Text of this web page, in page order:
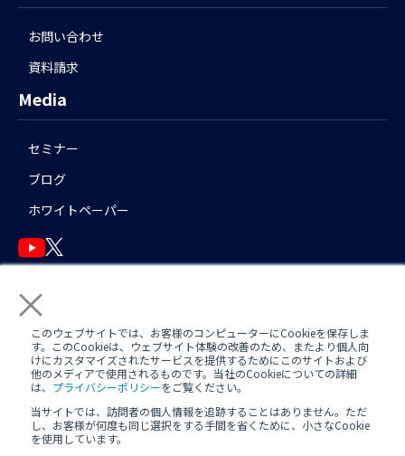
×
このウェブサイトでは、お客様のコンピューターにCookieを保存しま
す。このCookieは、ウェブサイト体験の改善のため、またより個人向
けにカスタマイズされたサービスを提供するためにこのサイトおよび
他のメディアで使用されるものです。当社のCookieについての詳細
は、 プライバシーポリシーをご覧ください。
当サイトでは、訪問者の個人情報を追跡することはありません。ただ
し、お客様が何度も同じ選択をする手間を省くために、小さなCookie
を使用しています。
お問い合わせ
資料請求
Media
セミナー
ブログ
ホワイトペーパー
English
運用アシスタント利用規約(AWS/Azure) 日中運用支援定型約款
定型約款